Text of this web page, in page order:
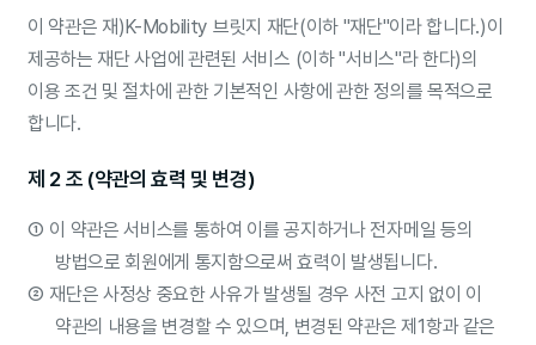
이 약관은 재)K-Mobility 브릿지 재단(이하 "재단"이라 합니다.)이
제공하는 재단 사업에 관련된 서비스 (이하 "서비스"라 한다)의
이용 조건 및 절차에 관한 기본적인 사항에 관한 정의를 목적으로
합니다.
제 2 조 (약관의 효력 및 변경)
① 이 약관은 서비스를 통하여 이를 공지하거나 전자메일 등의
방법으로 회원에게 통지함으로써 효력이 발생됩니다.
② 재단은 사정상 중요한 사유가 발생될 경우 사전 고지 없이 이
약관의 내용을 변경할 수 있으며, 변경된 약관은 제1항과 같은